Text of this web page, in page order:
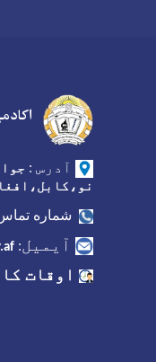
آدرس :
شماره
آیمیل:
اوقات